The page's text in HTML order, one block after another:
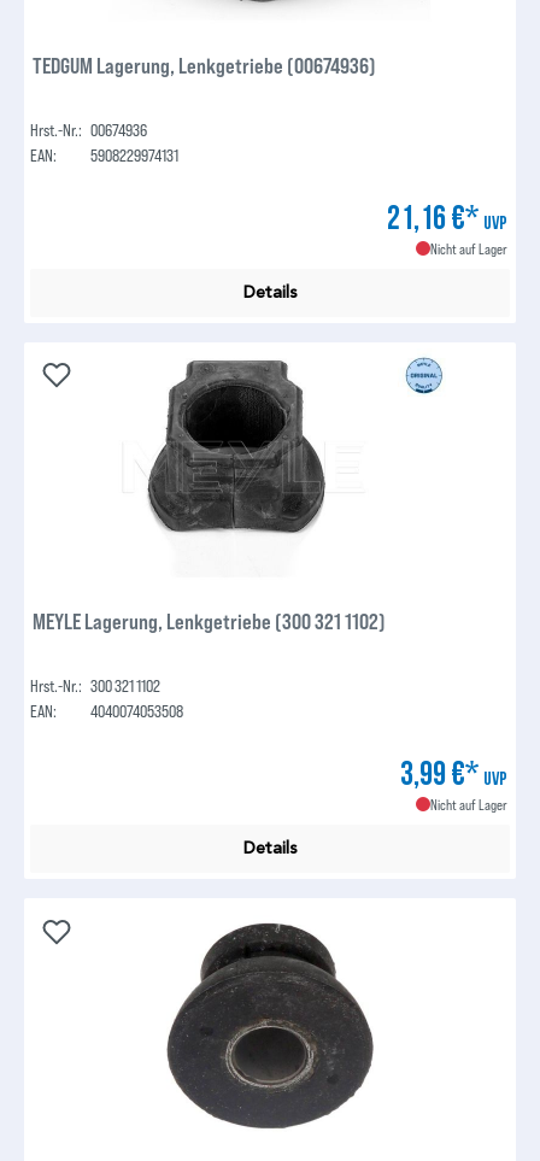
TEDGUM Lagerung, Lenkgetriebe (00674936)
Hrst.-Nr.: 00674936
EAN:
5908229974131
21,16 €* UVP
Nicht auf Lager
Details
MEYLE Lagerung, Lenkgetriebe (300 321 1102)
Hrst.-Nr.: 300 321 1102
EAN:
4040074053508
3,99 €* UVP
Nicht auf Lager
Details